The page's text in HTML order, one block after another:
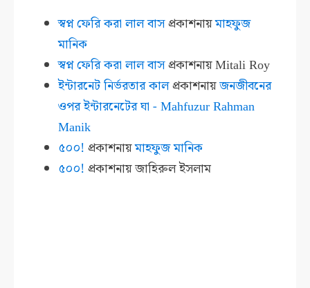
স্বপ্ন ফেরি করা লাল বাসপ্রকাশনায়মাহফুজ
মানিক
স্বপ্ন ফেরি করা লাল বাসপ্রকাশনায়Mitali Roy
ইন্টারনেট নির্ভরতার কালপ্রকাশনায়জনজীবনের
ওপর ইন্টারনেটের ঘা - Mahfuzur Rahman
Manik
৫০০! প্রকাশনায়মাহফুজ মানিক
৫০০! প্রকাশনায়জাহিরুল ইসলাম